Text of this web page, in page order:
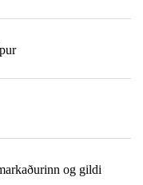
og gildi